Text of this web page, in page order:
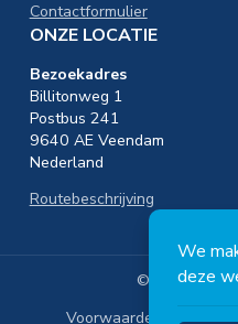
We
deze
Contactformulier
ONZE LOCATIE
Bezoekadres
Billitonweg 1
Postbus 241
9640 AE Veendam
Nederland
Routebeschrijving
© Copyright
Voorwaarden
Ons